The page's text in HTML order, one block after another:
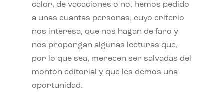
calor, de vacaciones o no, hemos pedido
a unas cuantas personas, cuyo criterio
nos interesa, que nos hagan de faro y
nos propongan algunas lecturas que,
por lo que sea, merecen ser salvadas del
montón editorial y que les demos una
oportunidad.